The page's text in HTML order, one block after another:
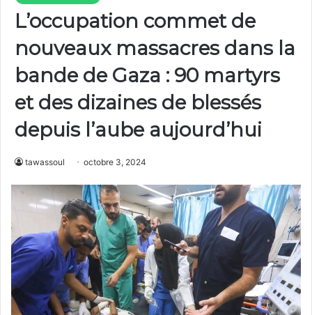
L’occupation commet de
nouveaux massacres dans la
bande de Gaza : 90 martyrs
et des dizaines de blessés
depuis l’aube aujourd’hui
tawassoul octobre 3, 2024